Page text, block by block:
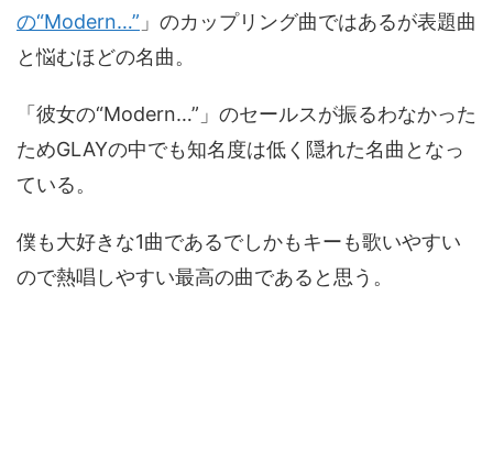
の“Modern…” 」のカップリング曲ではあるが表題曲
と悩むほどの名曲。
「彼女の“Modern…”」のセールスが振るわなかった
ためGLAYの中でも知名度は低く隠れた名曲となっ
ている。
僕も大好きな1曲であるでしかもキーも歌いやすい
ので熱唱しやすい最高の曲であると思う。